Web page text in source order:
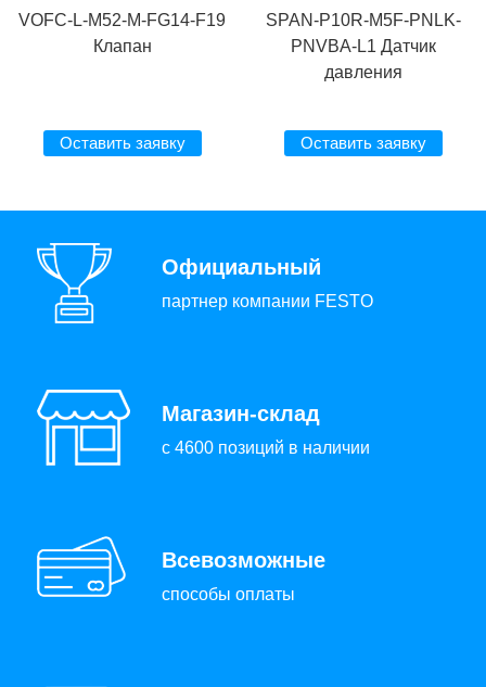
VOFC-L-M52-M-FG14-F19
Клапан
Оставить заявку
SPAN-P10R-M5F-PNLK-
PNVBA-L1 Датчик
давления
Оставить заявку
Официальный
партнер компании FESTO
Магазин-склад
с 4600 позиций в наличии
Всевозможные
способы оплаты